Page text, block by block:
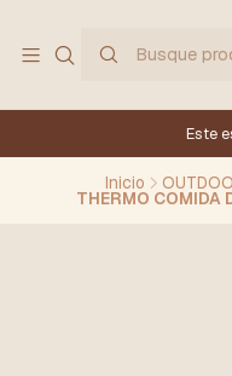
Este
Inicio
THERMO COMIDA